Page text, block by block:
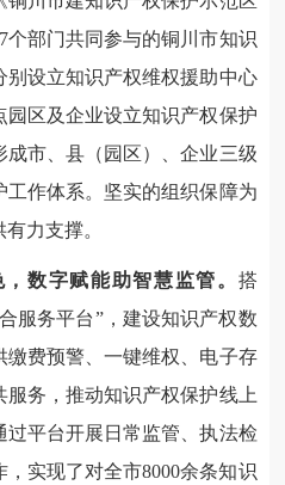
个部门共同参与的铜川市知识
别设立知识产权维权援助中心
区及企业设立知识产权保护
市、县（园区）、企业三级
工作体系。坚实的组织保障为
力支撑。
数字赋能助智慧监管。 搭
服务平台”，建设知识产权数
费预警、一键维权、电子存
务，推动知识产权保护线上
平台开展日常监管、执法检
实现了对全市8000余条知识